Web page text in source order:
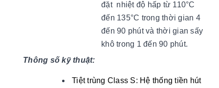
đặt nhiệt độ hấp từ 110°C
đến 135°C trong thời gian 4
đến 90 phút và thời gian sấy
khô trong 1 đến 90 phút.
Thông số kỹ thuật:
Tiệt trùng Class S: Hệ thống tiền hút